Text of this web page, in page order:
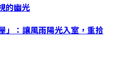
的幽光
：讓風雨陽光入室，重拾